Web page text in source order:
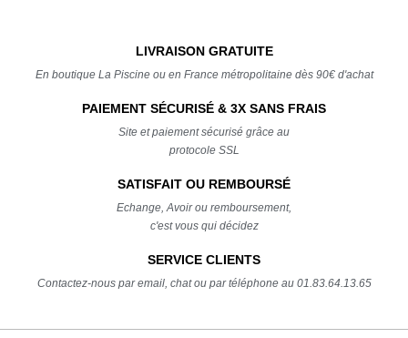
LIVRAISON GRATUITE
En boutique La Piscine ou en France métropolitaine dès 90€ d'achat
PAIEMENT SÉCURISÉ & 3X SANS FRAIS
Site et paiement sécurisé grâce au
protocole SSL
SATISFAIT OU REMBOURSÉ
Echange, Avoir ou remboursement,
c'est vous qui décidez
SERVICE CLIENTS
Contactez-nous par email, chat ou par téléphone au 01.83.64.13.65